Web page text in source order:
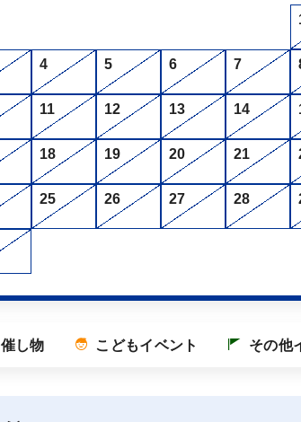
4 5 6 7
11 12 13 14
18 19 20 21
25 26 27 28
催し物 こどもイベント その他